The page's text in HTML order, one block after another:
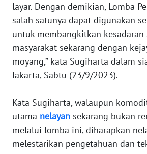
layar. Dengan demikian, Lomba
salah satunya dapat digunakan
untuk membangkitkan kesadaran
masyarakat sekarang dengan
moyang,” kata Sugiharta dalam
Jakarta, Sabtu (23/9/2023).
Kata Sugiharta, walaupun
utama nelayan sekarang bukan
melalui lomba ini, diharapkan
melestarikan pengetahuan dan
KARIR
DISCLAIMER
Wahana
News
Regional
WN
SUMUT
WN